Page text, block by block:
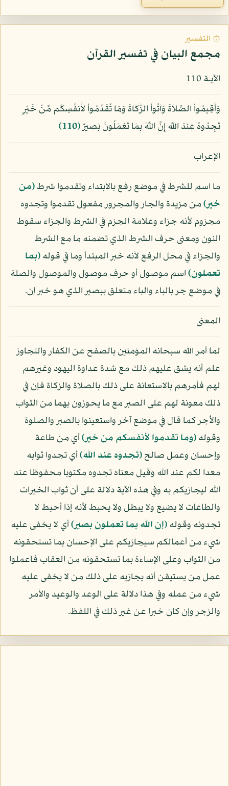
۞ التفسير
مجمع البيان في تفسير القرآن
الآيـة 110
وَأَقِيمُواْ الصَّلاَةَ وَآتُواْ الزَّكَاةَ وَمَا تُقَدِّمُواْ لأَنفُسِكُم مِّنْ خَيْرٍ
تَجِدُوهُ عِندَ اللّهِ إِنَّ اللّهَ بِمَا تَعْمَلُونَ بَصِيرٌ﴿110﴾
الإعراب
ما اسم للشرط في موضع رفع بالابتداء وتقدموا شرط﴿من
خير﴾من مزيدة والجار والمجرور مفعول تقدموا وتجدوه
مجزوم لأنه جزاء وعلامة الجزم في الشرط والجزاء سقوط
النون ومعنى حرف الشرط الذي تضمنه ما مع الشرط
والجزاء في محل الرفع لأنه خبر المبتدأ وما في قوله﴿بما
تعملون﴾اسم موصول أو حرف موصول والموصول والصلة
في موضع جر بالباء والباء متعلق ببصير الذي هو خبر إن.
المعنى
لما أمر الله سبحانه المؤمنين بالصفح عن الكفار والتجاوز
علم أنه يشق عليهم ذلك مع شدة عداوة اليهود وغيرهم
لهم فأمرهم بالاستعانة على ذلك بالصلاة والزكاة فإن في
ذلك معونة لهم على الصبر مع ما يحوزون بهما من الثواب
والأجر كما قال في موضع آخر واستعينوا بالصبر والصلوة
وقوله﴿وما تقدموا لأنفسكم من خير﴾أي من طاعة
وإحسان وعمل صالح﴿تجدوه عند الله﴾أي تجدوا ثوابه
معدا لكم عند الله وقيل معناه تجدوه مكتوبا محفوظا عند
الله ليجازيكم به وفي هذه الآية دلالة على أن ثواب الخيرات
والطاعات لا يضيع ولا يبطل ولا يحبط لأنه إذا أحبط لا
تجدونه وقوله﴿إن الله بما تعملون بصير﴾أي لا يخفى عليه
شيء من أعمالكم سيجازيكم على الإحسان بما تستحقونه
من الثواب وعلى الإساءة بما تستحقونه من العقاب فاعملوا
عمل من يستيقن أنه يجازيه على ذلك من لا يخفى عليه
شيء من عمله وفي هذا دلالة على الوعد والوعيد والأمر
والزجر وإن كان خبرا عن غير ذلك في اللفظ.